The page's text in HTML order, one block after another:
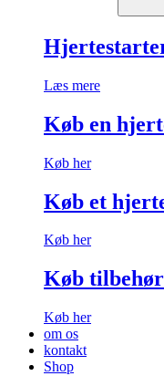
Læs mere
Køb en
Køb her
Køb et
Køb her
Køb
Køb her
om os
kontakt
Shop